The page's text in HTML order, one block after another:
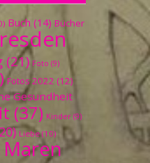
Buch (14) Bücher
(21) Foto (9)
Fotos 2022 (12)
Gesundheit
(37) Kinder (9)
Liebe(10)
Maren